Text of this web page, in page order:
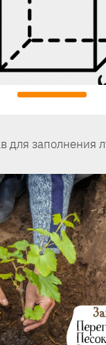
для заполнения